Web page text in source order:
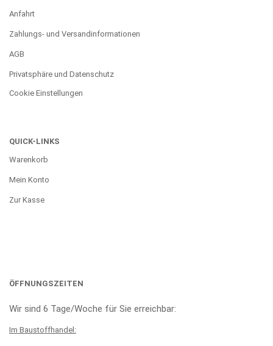
Anfahrt
Zahlungs- und Versandinformationen
AGB
Privatsphäre und Datenschutz
Cookie Einstellungen
QUICK-LINKS
Warenkorb
Mein Konto
Zur Kasse
ÖFFNUNGSZEITEN
Wir sind 6 Tage/Woche für Sie erreichbar:
Im Baustoffhandel: